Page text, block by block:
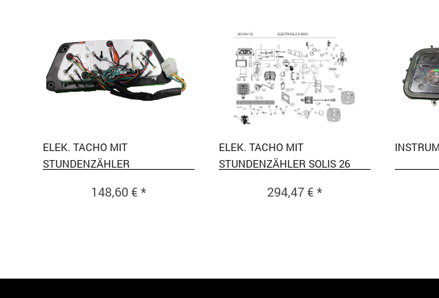
ELEK. TACHO MIT
STUNDENZÄHLER
148,60 € *
ELEK. TACHO MIT
STUNDENZÄHLER SOLIS 26
294,47 € *